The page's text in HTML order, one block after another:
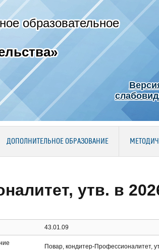
образовательное
ДОПОЛНИТЕЛЬНОЕ ОБРАЗОВАНИЕ
утв. в
43.01.09
Повар, кондитер-Профессионалитет,